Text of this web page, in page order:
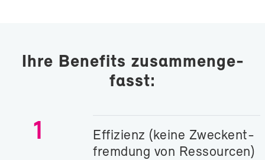
Ih­re Be­ne­fits zu­sam­men­ge­
fasst:
1
Ef­fi­zi­enz (kei­ne Zweck­ent­
frem­dung von Res­sour­cen)